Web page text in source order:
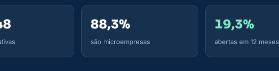
88,3%
são microempresas
19,3%
abertas em 12 meses